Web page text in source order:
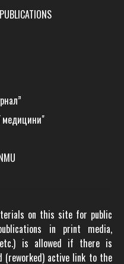
медицини"
on this site for public
in print media,
is allowed if there is
active link to the